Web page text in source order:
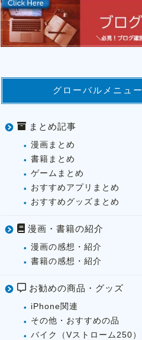
グローバルメニュー
まとめ記事
漫画まとめ
書籍まとめ
ゲームまとめ
おすすめアプリまとめ
おすすめグッズまとめ
漫画・書籍の紹介
漫画の感想・紹介
書籍の感想・紹介
お勧めの商品・グッズ
iPhone関連
その他・おすすめの品
バイク（Vストローム250）